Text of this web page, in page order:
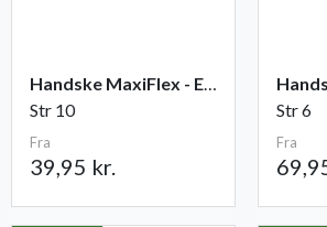
Handske MaxiFlex - Elite
Str 10
Fra
39,95 kr.
Str 6
Fra